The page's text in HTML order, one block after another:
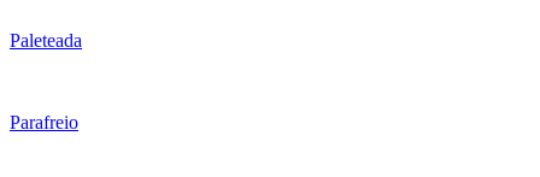
Paleteada
Parafreio